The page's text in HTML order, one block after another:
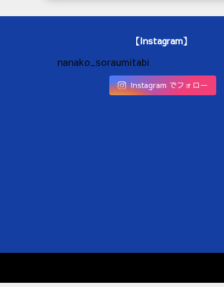
【Instagram】
nanako_soraumitabi
Instagram でフォロー